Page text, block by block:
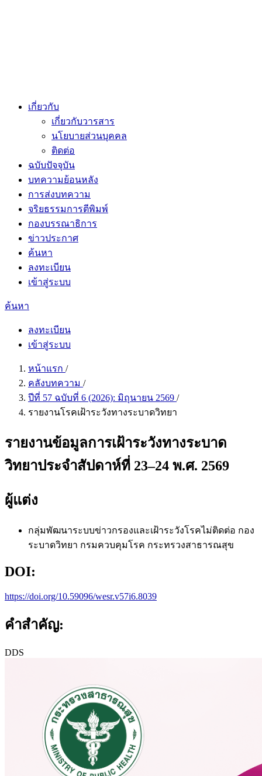
เกี่ยวกับ
เกี่ยวกับวารสาร
นโยบายส่วนบุคคล
ติดต่อ
ฉบับปัจจุบัน
บทความย้อนหลัง
การส่งบทความ
จริยธรรมการตีพิมพ์
กองบรรณาธิการ
ข่าวประกาศ
ค้นหา
ลงทะเบียน
เข้าสู่ระบบ
ค้นหา
ลงทะเบียน
เข้าสู่ระบบ
หน้าแรก /
คลังบทความ /
ปีที่ 57 ฉบับที่ 6 (2026): มิถุนายน 2569 /
รายงานโรคเฝ้าระวังทางระบาดวิทยา
รายงานข้อมูลการเฝ้าระวังทางระบาด
วิทยาประจำสัปดาห์ที่ 23–24 พ.ศ. 2569
ผู้แต่ง
กลุ่มพัฒนาระบบข่าวกรองและเฝ้าระวังโรคไม่ติดต่อ กอง
ระบาดวิทยา กรมควบคุมโรค กระทรวงสาธารณสุข
DOI:
https://doi.org/10.59096/wesr.v57i6.8039
คำสำคัญ:
DDS